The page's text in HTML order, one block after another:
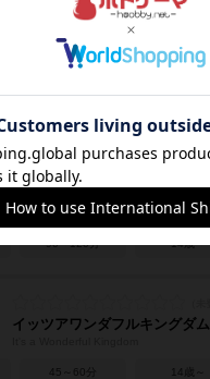
ワトソン＆ホームズ
Cthulhu: Death May Die
90～120分 14歳～
イッツアワンダフルキングダム
45～60分 14歳～